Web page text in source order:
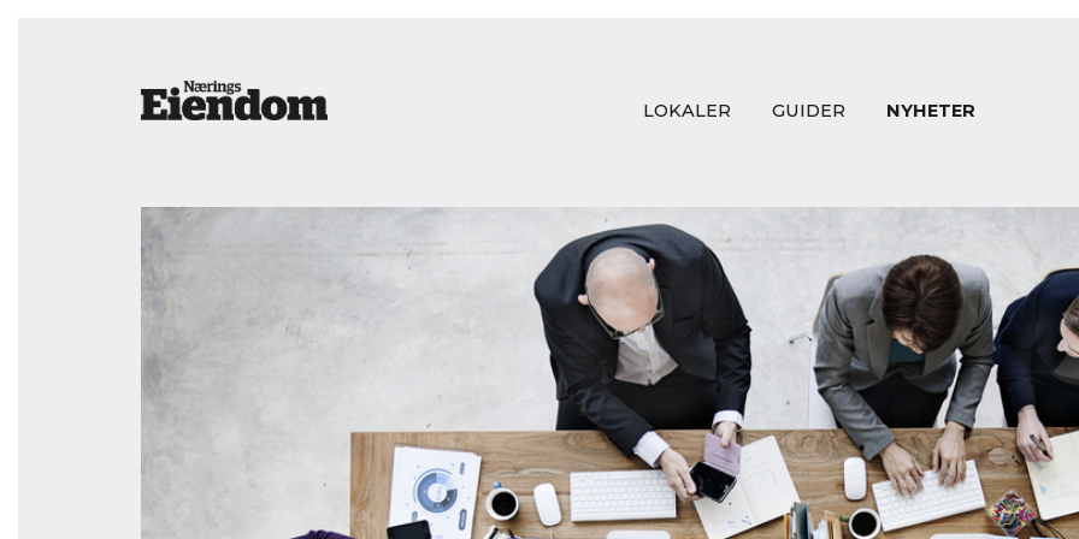
LOKALER GUIDER NYHETER